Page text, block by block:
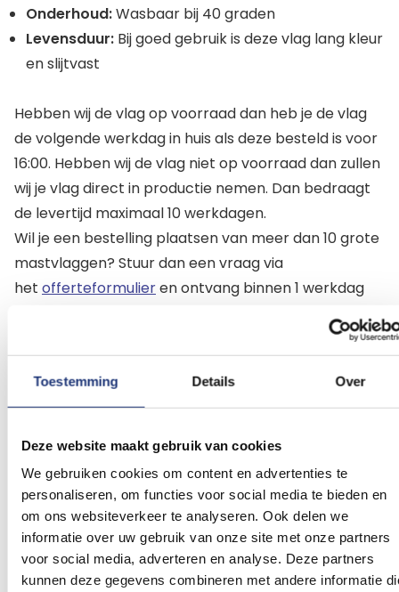
Toestemming Details Over
Deze website maakt gebruik van cookies
We gebruiken cookies om content en advertenties te
personaliseren, om functies voor social media te bieden en
om ons websiteverkeer te analyseren. Ook delen we
informatie over uw gebruik van onze site met onze partners
voor social media, adverteren en analyse. Deze partners
kunnen deze gegevens combineren met andere informatie
Onderhoud:Wasbaar bij 40 graden
Levensduur: Bij goed gebruik is deze vlag lang kleur
en slijtvast
Hebben wij de vlag op voorraad dan heb je de vlag
de volgende werkdag in huis als deze besteld is voor
16:00. Hebben wij de vlag niet op voorraad dan zullen
wij je vlag direct in productie nemen. Dan bedraagt
de levertijd maximaal 10 werkdagen.
Wil je een bestelling plaatsen van meer dan 10 grote
mastvlaggen? Stuur dan een vraag via
het offerteformulieren ontvang binnen 1 werkdag
een scherp geprijsde offerte. Wij verkopen vele
formaten vlaggen van Irak. Staat jouw gewenste
formaat vlag nog niet in de shop neem dan contact
op via info@vlaggenclub.nl. Meestal kunnen wij
binnen enkele dagen jouw formaat Irak vlag leveren.
Beoordelingen
Dit artikel heeft nog geen beoordelingen.
Schrijf een beoordeling